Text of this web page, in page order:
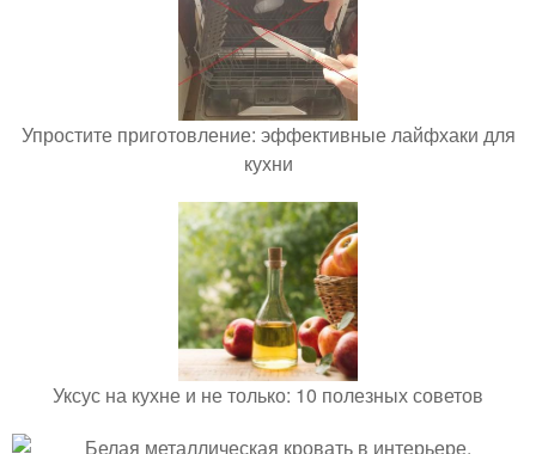
Упростите приготовление: эффективные лайфхаки для
кухни
Уксус на кухне и не только: 10 полезных советов